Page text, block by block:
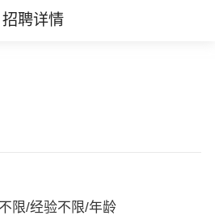
招聘详情
限/经验不限/年龄